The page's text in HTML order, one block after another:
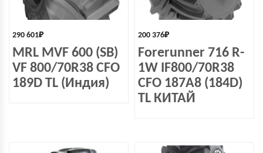
290 601₽
MRL MVF 600 (SB)
VF 800/70R38 CFO
189D TL (Индия)
200 376₽
Forerunner 716 R-
1W IF800/70R38
CFO 187A8 (184D)
TL КИТАЙ